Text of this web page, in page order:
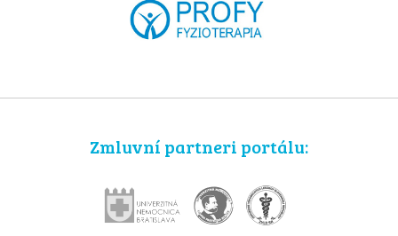
Zmluvní partneri portálu: